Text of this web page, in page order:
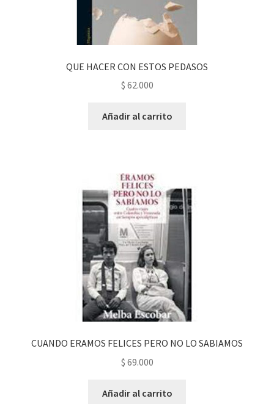
QUE HACER CON ESTOS PEDASOS
$ 62.000
Añadir al carrito
CUANDO ERAMOS FELICES PERO NO LO SABIAMOS
$ 69.000
Añadir al carrito